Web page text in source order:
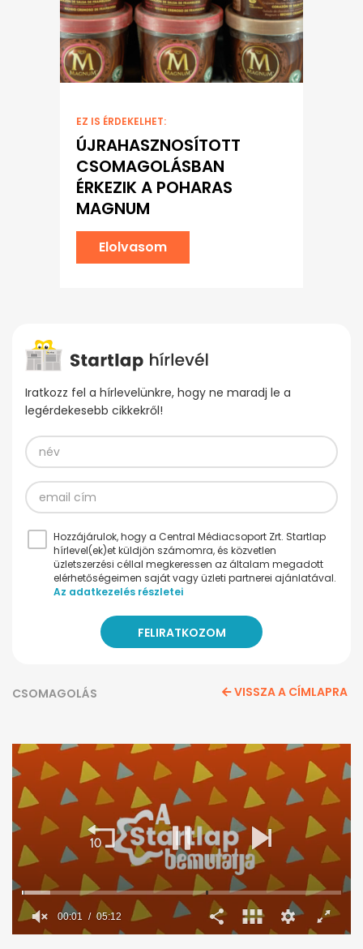
EZ IS ÉRDEKELHET:
ÚJRAHASZNOSÍTOTT
CSOMAGOLÁSBAN
ÉRKEZIK A POHARAS
MAGNUM
Elolvasom
Iratkozz fel a hírlevelünkre, hogy ne maradj le a
legérdekesebb cikkekről!
Hozzájárulok, hogy a Central Médiacsoport Zrt. Startlap
hírlevel(ek)et küldjön számomra, és közvetlen
üzletszerzési céllal megkeressen az általam megadott
elérhetőségeimen saját vagy üzleti partnerei ajánlatával.
Az adatkezelés részletei
CSOMAGOLÁS VISSZA A CÍMLAPRA
00:02 05:12